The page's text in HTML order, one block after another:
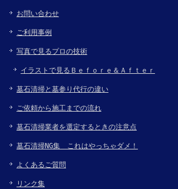
お問い合わせ
ご利用事例
写真で見るプロの技術
イラストで見るＢｅｆｏｒｅ＆Ａｆｔｅｒ
墓石清掃と墓参り代行の違い
ご依頼から施工までの流れ
墓石清掃業者を選定するときの注意点
墓石清掃NG集 これはやっちゃダメ！
よくあるご質問
リンク集